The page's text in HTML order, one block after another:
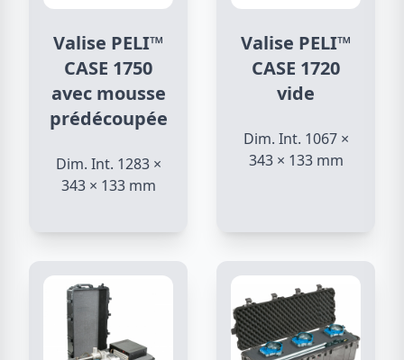
Valise PELI™
CASE 1750
avec mousse
prédécoupée
Dim. Int. 1283 ×
343 × 133 mm
Valise PELI™
CASE 1720
vide
Dim. Int. 1067 ×
343 × 133 mm